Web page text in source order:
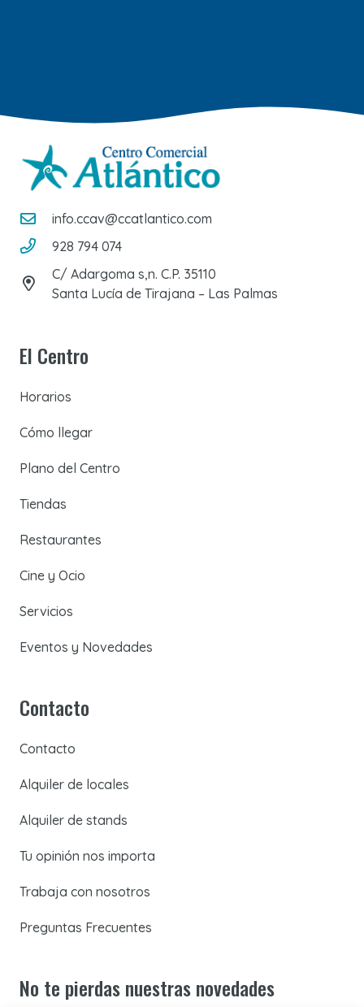
info.ccav@ccatlantico.com
928 794 074
C/ Adargoma s,n. C.P. 35110
Santa Lucía de Tirajana – Las Palmas
El Centro
Horarios
Cómo llegar
Plano del Centro
Tiendas
Restaurantes
Cine y Ocio
Servicios
Eventos y Novedades
Contacto
Contacto
Alquiler de locales
Alquiler de stands
Tu opinión nos importa
Trabaja con nosotros
Preguntas Frecuentes
No te pierdas nuestras novedades